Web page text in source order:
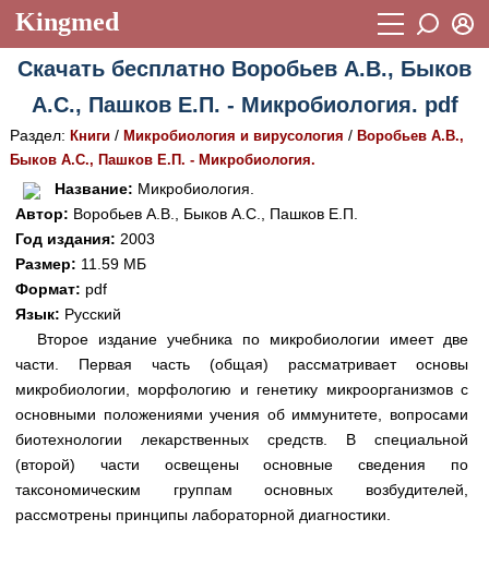
Kingmed
Учебный материал
Видеогалерея 899
Фотогалерея (1906)
Истории болезней
Лекции и презентации
Аккредитационные тесты
Методические рекомендации
Научно-популярное
Статьи
Новости
Медицинская стандартизация
Пароль
Восстановить пароль
Регистрация
Скачать бесплатно Воробьев А.В., Быков
А.С., Пашков Е.П. - Микробиология. pdf
Раздел: Книги/ Микробиология и вирусология / Воробьев А.В.,
Быков А.С., Пашков Е.П. - Микробиология.
Название: Микробиология.
Автор: Воробьев А.В., Быков А.С., Пашков Е.П.
Год издания: 2003
Размер: 11.59 МБ
Формат: pdf
Язык: Русский
Второе издание учебника по микробиологии имеет две
части. Первая часть (общая) рассматривает основы
микробиологии, морфологию и генетику микроорганизмов с
основными положениями учения об иммунитете, вопросами
биотехнологии лекарственных средств. В специальной
(второй) части освещены основные сведения по
таксономическим группам основных возбудителей,
рассмотрены принципы лабораторной диагностики.